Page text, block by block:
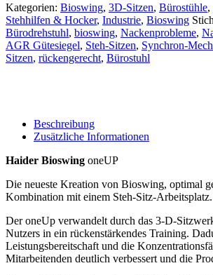
Kategorien: Bioswing, 3D-Sitzen, Bürostühle,
Stehhilfen & Hocker, Industrie, Bioswing
Bürodrehstuhl, bioswing, Nackenprobleme,
AGR Gütesiegel, Steh-Sitzen, Synchron-
Sitzen, rückengerecht, Bürostuhl
Beschreibung
Zusätzliche Informationen
Haider Bioswing oneUP
Die neueste Kreation von Bioswing, optimal
Kombination mit einem Steh-Sitz-Arbeitsplatz.
Der oneUp verwandelt durch das 3-D-
Nutzers in ein rückenstärkendes Training.
Leistungsbereitschaft und die
Mitarbeitenden deutlich verbessert und die